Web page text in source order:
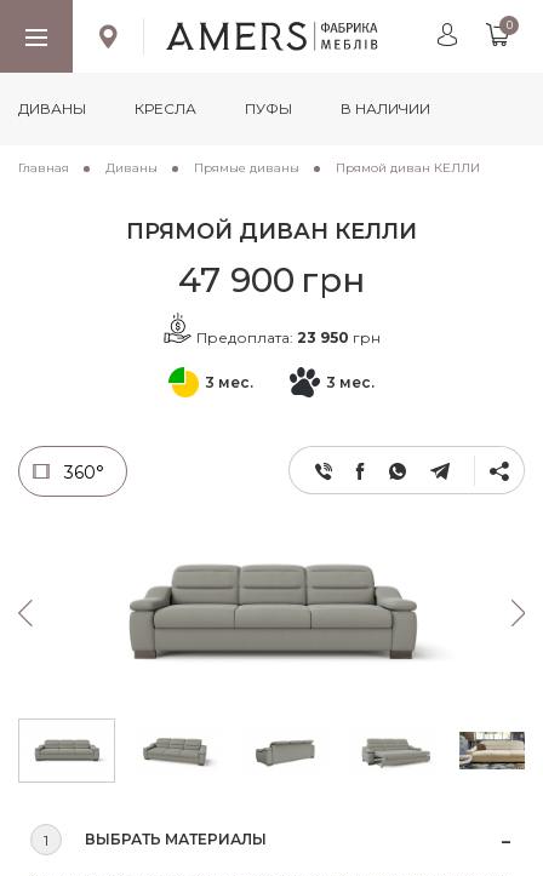
0
ДИВАНЫ КРЕСЛА ПУФЫ В НАЛИЧИИ
Главная Диваны Прямые диваны Прямой диван КЕЛЛИ
ПРЯМОЙ ДИВАН КЕЛЛИ
47 900 грн
Предоплата: 23 950 грн
3 мес. 3 мес.
360°
1 ВЫБРАТЬ МАТЕРИАЛЫ